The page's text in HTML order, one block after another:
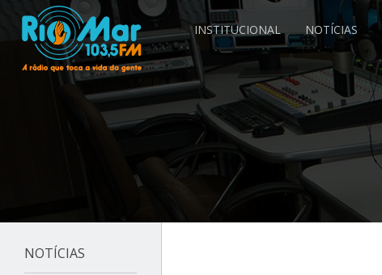
INSTITUCIONAL NOTÍCIAS
NOTÍCIAS